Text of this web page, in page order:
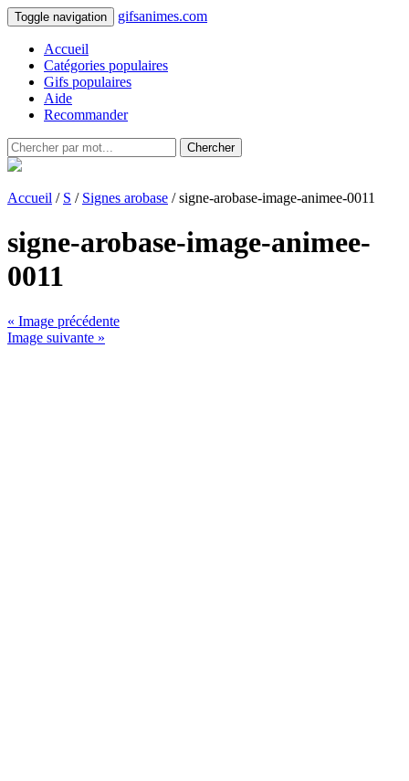
Toggle navigation gifsanimes.com
Accueil
Catégories populaires
Gifs populaires
Aide
Recommander
Chercher
Accueil / S / Signes arobase / signe-arobase-image-animee-0011
signe-arobase-image-animee-
0011
« Image précédente
Image suivante »